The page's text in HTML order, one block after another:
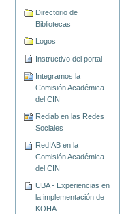
Directorio de
Bibliotecas
Logos
Instructivo del portal
Integramos la
Comisión Académica
del CIN
Rediab en las Redes
Sociales
RedIAB en la
Comisión Académica
del CIN
UBA - Experiencias en
la implementación de
KOHA